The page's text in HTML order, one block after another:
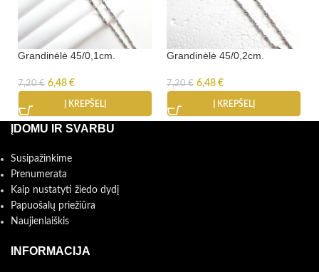
Grandinėlė 45/0,1cm.
7,20€ 6,48 €
Į KREPŠELĮ
Grandinėlė 45/0,2cm.
7,20€ 6,48 €
Į KREPŠELĮ
ĮDOMU IR SVARBU
Susipažinkime
Prenumerata
Kaip nustatyti žiedo dydį
Papuošalų priežiūra
Naujienlaiškis
INFORMACIJA